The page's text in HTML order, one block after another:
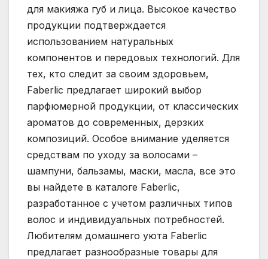
для макияжа губ и лица. Высокое качество
продукции подтверждается
использованием натуральных
компонентов и передовых технологий. Для
тех, кто следит за своим здоровьем,
Faberlic предлагает широкий выбор
парфюмерной продукции, от классических
ароматов до современных, дерзких
композиций. Особое внимание уделяется
средствам по уходу за волосами –
шампуни, бальзамы, маски, масла, все это
вы найдете в каталоге Faberlic,
разработанное с учетом различных типов
волос и индивидуальных потребностей.
Любителям домашнего уюта Faberlic
предлагает разнообразные товары для